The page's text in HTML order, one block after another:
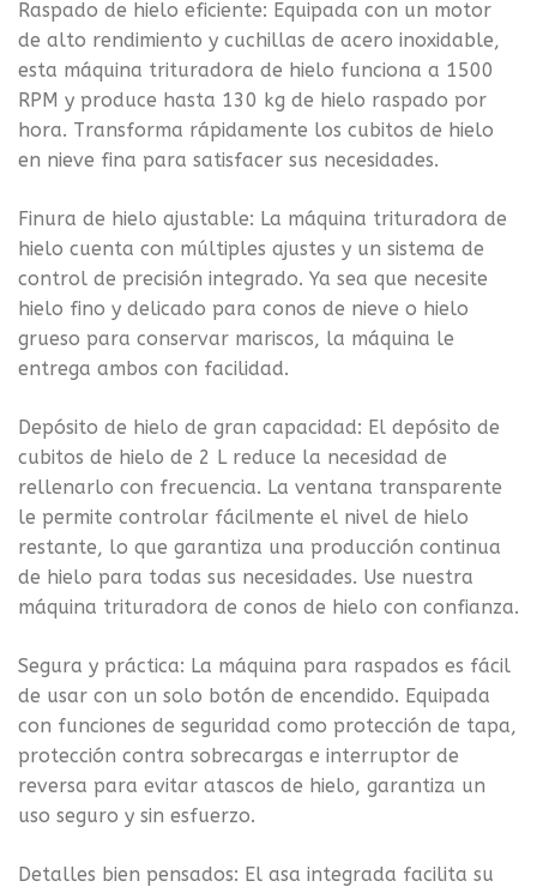
Raspado de hielo eficiente: Equipada con un motor
de alto rendimiento y cuchillas de acero inoxidable,
esta máquina trituradora de hielo funciona a 1500
RPM y produce hasta 130 kg de hielo raspado por
hora. Transforma rápidamente los cubitos de hielo
en nieve fina para satisfacer sus necesidades.
Finura de hielo ajustable: La máquina trituradora de
hielo cuenta con múltiples ajustes y un sistema de
control de precisión integrado. Ya sea que necesite
hielo fino y delicado para conos de nieve o hielo
grueso para conservar mariscos, la máquina le
entrega ambos con facilidad.
Depósito de hielo de gran capacidad: El depósito de
cubitos de hielo de 2 L reduce la necesidad de
rellenarlo con frecuencia. La ventana transparente
le permite controlar fácilmente el nivel de hielo
restante, lo que garantiza una producción continua
de hielo para todas sus necesidades. Use nuestra
máquina trituradora de conos de hielo con confianza.
Segura y práctica: La máquina para raspados es fácil
de usar con un solo botón de encendido. Equipada
con funciones de seguridad como protección de tapa,
protección contra sobrecargas e interruptor de
reversa para evitar atascos de hielo, garantiza un
uso seguro y sin esfuerzo.
Detalles bien pensados: El asa integrada facilita su